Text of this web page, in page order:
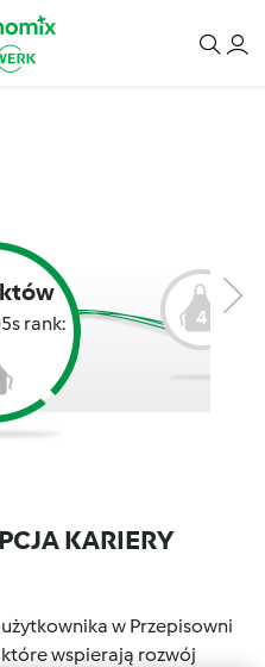
rank: 4
KARIERY
w Przepisowni
wspierają rozwój